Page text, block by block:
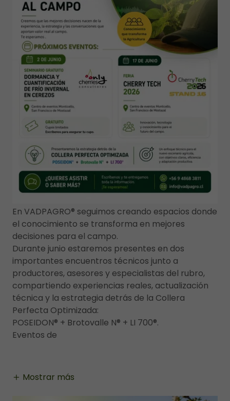
En VADPAGRO® seguimos creando espacios donde
el conocimiento se transforma en mejores
decisiones para el campo.
Durante junio estaremos presentes en dos
importantes encuentros técnicos junto a
productores, asesores y especialistas del rubro,
compartiendo experiencias reales, actualización
técnica y la estrategia detrás de la Collera
Perfecta Optimizada:
POSEIDON® + Brotovalle N® + LI 700®.
Eventos de
Mostrar más